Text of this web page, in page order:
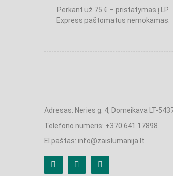
Perkant už 75 € – pristatymas į LP
Express paštomatus nemokamas.
Adresas: Neries g. 4, Domeikava LT-
Telefono numeris: +370 641 17898
El.paštas: info@zaislumanija.lt